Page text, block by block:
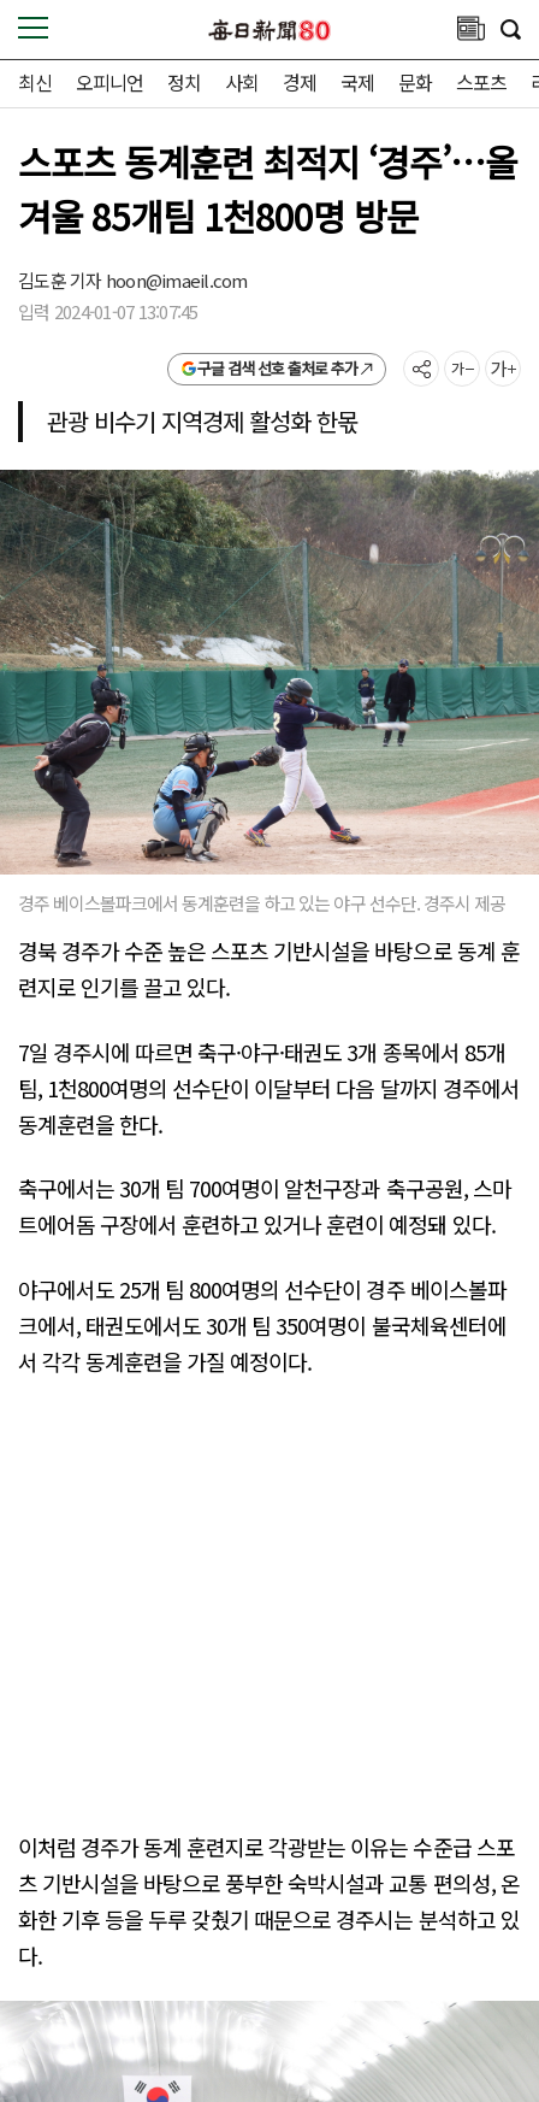
최신 오피니언 정치 사회 경제 국제 문화 스포츠
스포츠 동계훈련 최적지 ‘경주’…올
겨울 85개팀 1천800명 방문
김도훈 기자hoon@imaeil.com
입력 2024-01-07 13:07:45
구글 검색 선호 출처로 추가
관광 비수기 지역경제 활성화 한몫
경주 베이스볼파크에서 동계훈련을 하고 있는 야구 선수단. 경주시 제공
경북 경주가 수준 높은 스포츠 기반시설을 바탕으로 동계 훈
련지로 인기를 끌고 있다.
7일 경주시에 따르면 축구·야구·태권도 3개 종목에서 85개
팀, 1천800여명의 선수단이 이달부터 다음 달까지 경주에서
동계훈련을 한다.
축구에서는 30개 팀 700여명이 알천구장과 축구공원, 스마
트에어돔 구장에서 훈련하고 있거나 훈련이 예정돼 있다.
야구에서도 25개 팀 800여명의 선수단이 경주 베이스볼파
크에서, 태권도에서도 30개 팀 350여명이 불국체육센터에
서 각각 동계훈련을 가질 예정이다.
이처럼 경주가 동계 훈련지로 각광받는 이유는 수준급 스포
츠 기반시설을 바탕으로 풍부한 숙박시설과 교통 편의성, 온
화한 기후 등을 두루 갖췄기 때문으로 경주시는 분석하고 있
다.